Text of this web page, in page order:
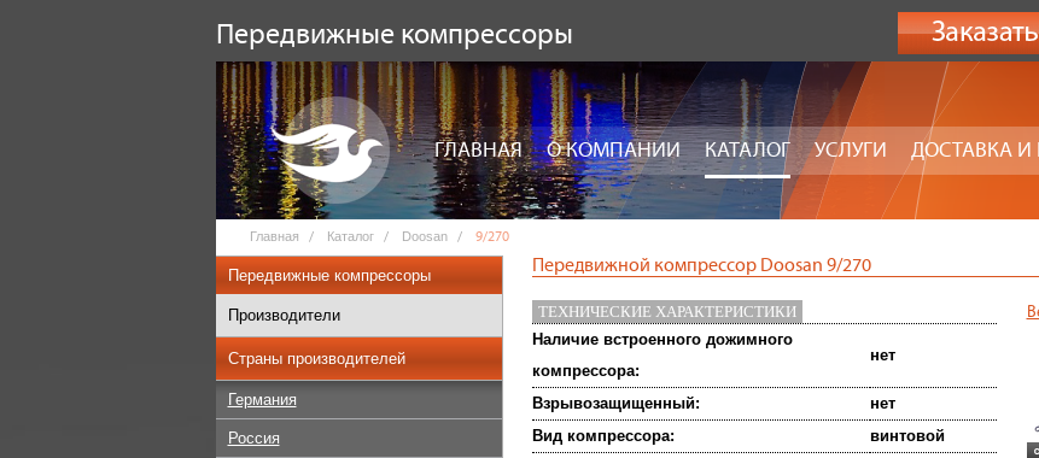
Передвижные компрессоры
ГЛАВНАЯ О КОМПАНИИ КАТАЛОГ УСЛУГИ ДОСТАВКА И
Главная Каталог Doosan 9/270
Передвижные компрессоры
Производители
Страны производителей
Германия
Россия
Передвижной компрессор Doosan 9/270
ТЕХНИЧЕСКИЕ ХАРАКТЕРИСТИКИ
Наличие встроенного дожимного
компрессора:
нет
Взрывозащищенный:
нет
Вид компрессора:
винтовой